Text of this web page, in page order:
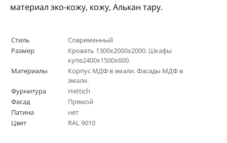
материал эко-кожу, кожу, Алькан тару.
Стиль
Современный
Размер
Кровать 1300х2000х2000. Шкафы
купе2400х1500х600.
Материалы
Корпус МДФ в эмали. Фасады МДФ в
эмали.
Фурнитура
Hettich
Фасад
Прямой
Патина
нет
Цвет
RAL 9010